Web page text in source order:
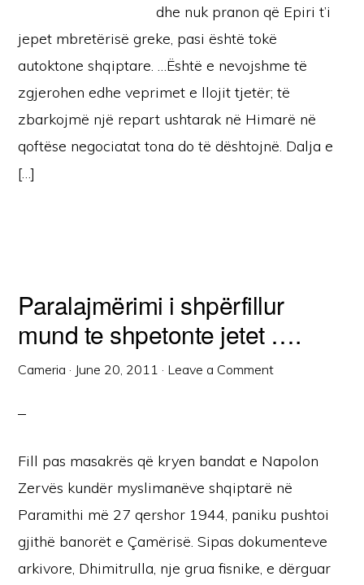
dhe nuk pranon që Epiri t’i
jepet mbretërisë greke, pasi është tokë
autoktone shqiptare. …Është e nevojshme të
zgjerohen edhe veprimet e llojit tjetër; të
zbarkojmë një repart ushtarak në Himarë në
qoftëse negociatat tona do të dështojnë. Dalja e
[…]
Paralajmërimi i shpërfillur
mund te shpetonte jetet ….
Cameria · June 20, 2011 · Leave a Comment
Fill pas masakrës që kryen bandat e Napolon
Zervës kundër myslimanëve shqiptarë në
Paramithi më 27 qershor 1944, paniku pushtoi
gjithë banorët e Çamërisë. Sipas dokumenteve
arkivore, Dhimitrulla, nje grua fisnike, e dërguar